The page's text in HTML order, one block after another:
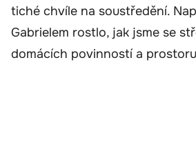
tiché chvíle na soustředění.
Gabrielem rostlo, jak jsme se
domácích povinností a